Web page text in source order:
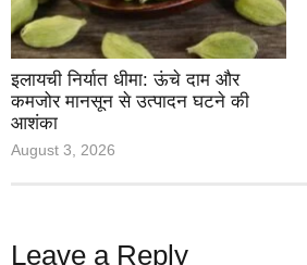
इलायची निर्यात धीमा: ऊंचे दाम और
कमजोर मानसून से उत्पादन घटने की
आशंका
August 3, 2026
Leave a Reply